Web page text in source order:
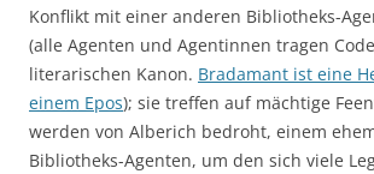
Konflikt mit einer anderen Bibliotheks-
(alle Agenten und Agentinnen tragen
literarischen Kanon. Bradamant ist eine
einem Epos); sie treffen auf mächtige
werden von Alberich bedroht, einem
Bibliotheks-Agenten, um den sich viele